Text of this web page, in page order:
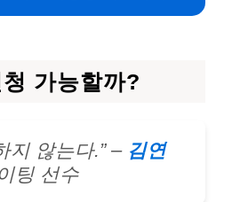
가능할까?
지 않는다.” – 김연
팅 선수